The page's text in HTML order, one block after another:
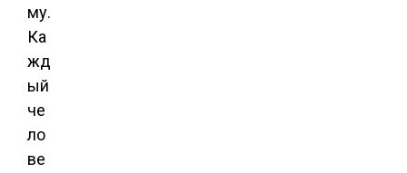
му.
Ка
жд
ый
че
ло
ве